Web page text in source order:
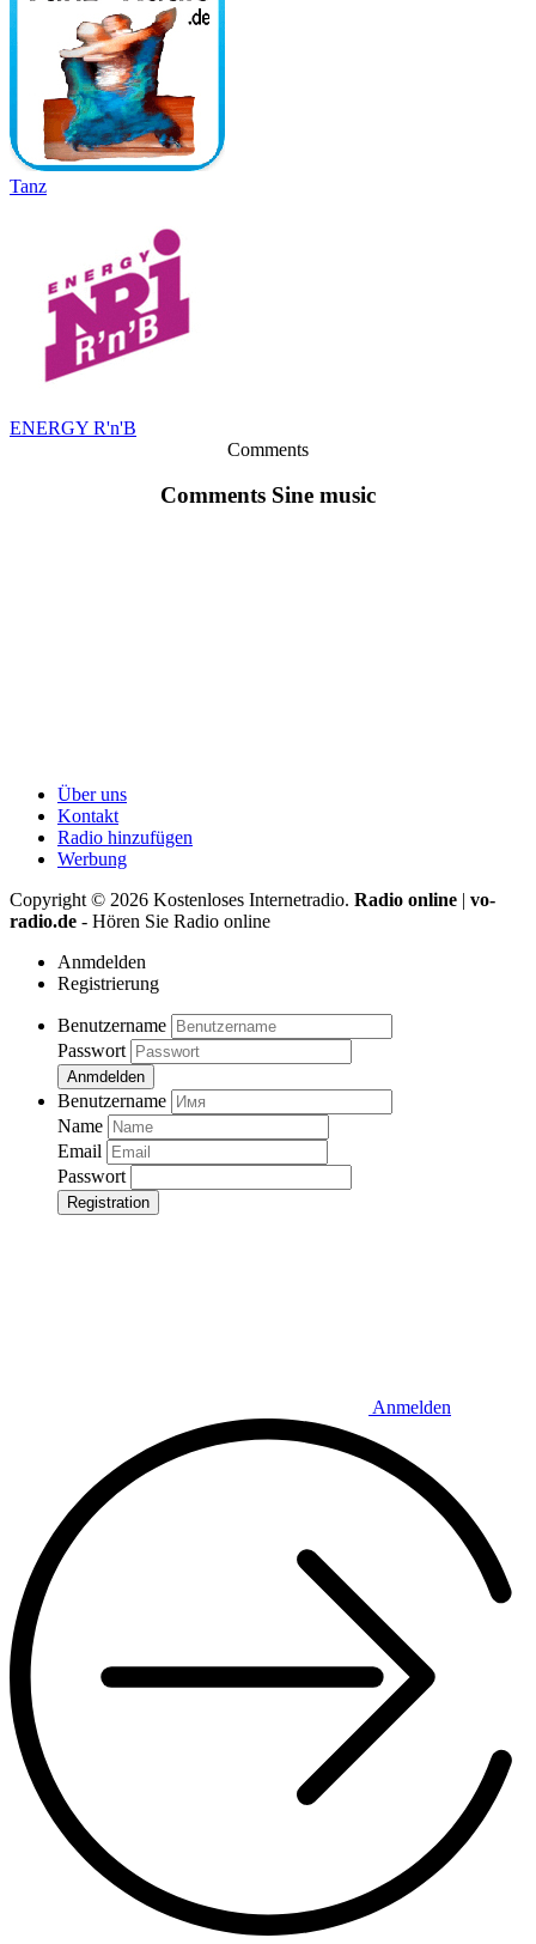
Tanz
ENERGY R'n'B
Comments
Comments Sine music
Über uns
Kontakt
Radio hinzufügen
Werbung
Copyright © 2026 Kostenloses Internetradio. Radio online | vo-
radio.de - Hören Sie Radio online
Anmdelden
Registrierung
Benutzername
Passwort
Anmdelden
Benutzername
Name
Email
Passwort
Registration
Anmelden